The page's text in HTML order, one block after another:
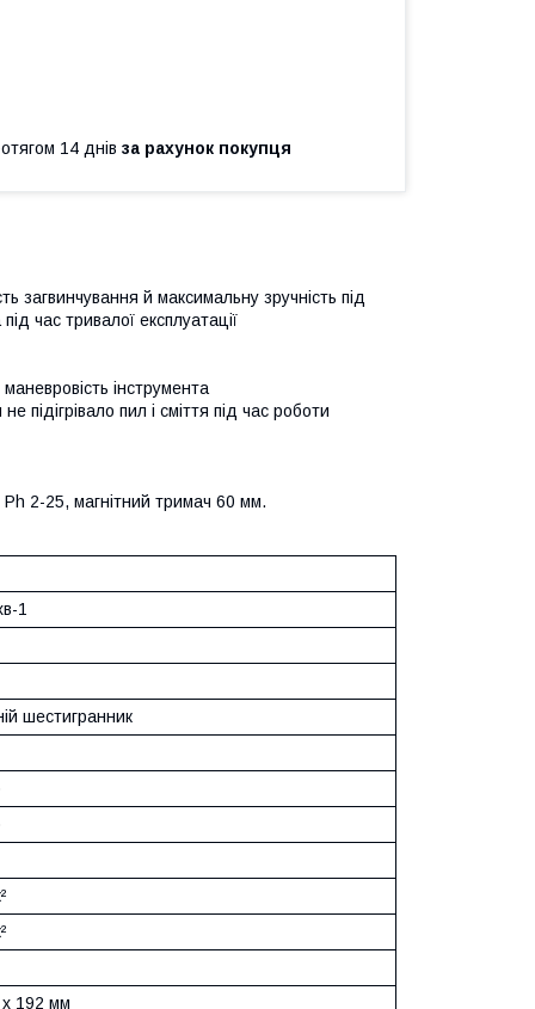
14 днів за рахунок покупця
загвинчування й максимальну зручність під
час тривалої експлуатації
інструмента
підігрівало пил і сміття під час роботи
Ph 2-25, магнітний тримач 60 мм.
1
шестигранник
192 мм